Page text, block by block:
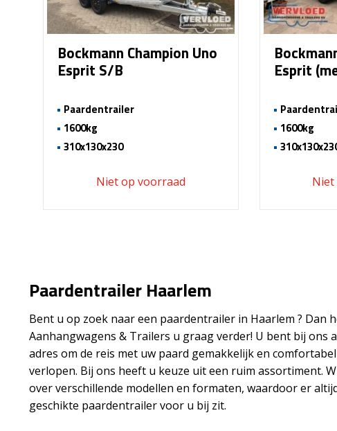
Bockmann Champion Uno
Esprit S/B
Paardentrailer
1600kg
310x130x230
Esprit
1600kg
Paardentrailer Haarlem
Bent u op zoek naar een paardentrailer in Haarlem ? Dan
Aanhangwagens & Trailers u graag verder! U bent bij ons
adres om de reis met uw paard gemakkelijk en
verlopen. Bij ons heeft u keuze uit een ruim assortiment.
over verschillende modellen en formaten, waardoor er
geschikte paardentrailer voor u bij zit.